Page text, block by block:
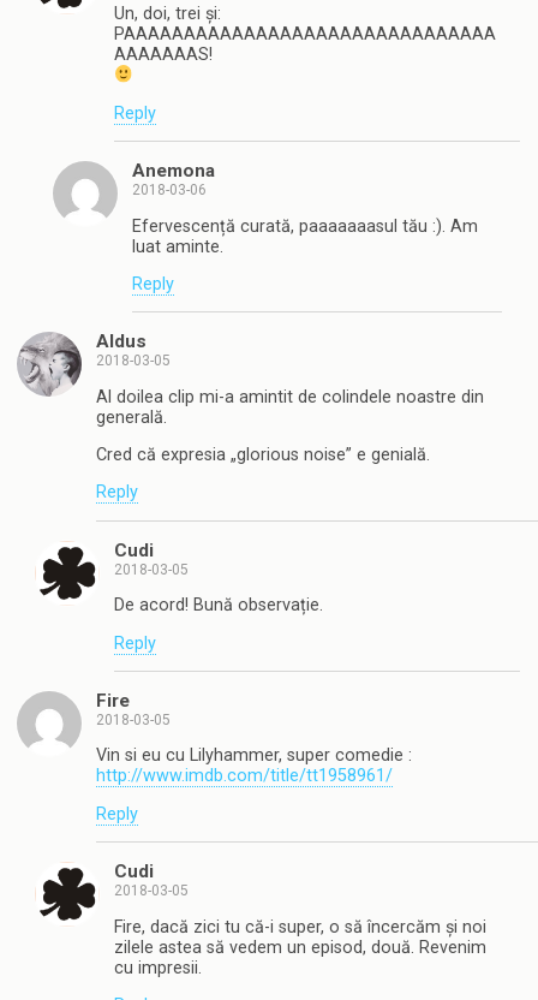
Un, doi, trei și:
PAAAAAAAAAAAAAAAAAAAAAAAAAAAAAAA
AAAAAAAS!
Reply
Anemona
2018-03-06
Efervescență curată, paaaaaaasul tău :). Am
luat aminte.
Reply
Aldus
2018-03-05
Al doilea clip mi-a amintit de colindele noastre din
generală.
Cred că expresia „glorious noise” e genială.
Reply
Cudi
2018-03-05
De acord! Bună observație.
Reply
Fire
2018-03-05
Vin si eu cu Lilyhammer, super comedie :
http://www.imdb.com/title/tt1958961/
Reply
Cudi
2018-03-05
Fire, dacă zici tu că-i super, o să încercăm și noi
zilele astea să vedem un episod, două. Revenim
cu impresii.